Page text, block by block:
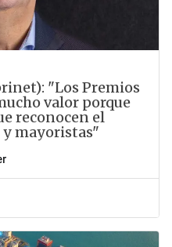
"Los Premios
valor porque
reconocen el
mayoristas"